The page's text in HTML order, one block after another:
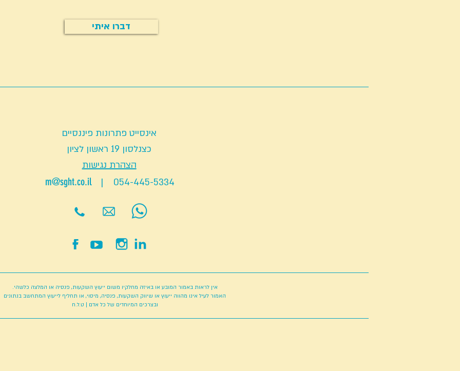
דברו איתי
אינסייט פתרונות פיננסיים
כצנלסון 19 ראשון לציון
הצהרת נגישות
m@sght.co.il | 054-445-5334
אין לראות באמור המובע או באיזה מחלקיו משום ייעוץ השקעות, פנסיה או המלצה כלשהי.
האמור לעיל אינו מהווה ייעוץ או שיווק השקעות, פנסיה, מיסוי, או תחליף לייעוץ המתחשב בנתונים
ובצרכים המיוחדים של כל אדם |
ט.ל.ח